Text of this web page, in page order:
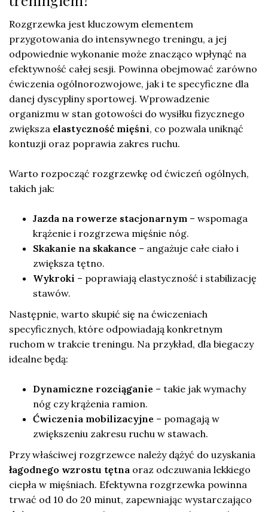
Rozgrzewka jest kluczowym elementem
przygotowania do intensywnego treningu, a jej
odpowiednie wykonanie może znacząco wpłynąć na
efektywność całej sesji. Powinna obejmować zarówno
ćwiczenia ogólnorozwojowe, jak i te specyficzne dla
danej dyscypliny sportowej. Wprowadzenie
organizmu w stan gotowości do wysiłku fizycznego
zwiększa elastyczność mięśni, co pozwala uniknąć
kontuzji oraz poprawia zakres ruchu.
Warto rozpocząć rozgrzewkę od ćwiczeń ogólnych,
takich jak:
Jazda na rowerze stacjonarnym – wspomaga
krążenie i rozgrzewa mięśnie nóg.
Skakanie na skakance – angażuje całe ciało i
zwiększa tętno.
Wykroki – poprawiają elastyczność i stabilizację
stawów.
Następnie, warto skupić się na ćwiczeniach
specyficznych, które odpowiadają konkretnym
ruchom w trakcie treningu. Na przykład, dla biegaczy
idealne będą:
Dynamiczne rozciąganie – takie jak wymachy
nóg czy krążenia ramion.
Ćwiczenia mobilizacyjne – pomagają w
zwiększeniu zakresu ruchu w stawach.
Przy właściwej rozgrzewce należy dążyć do uzyskania
łagodnego wzrostu tętna oraz odczuwania lekkiego
ciepła w mięśniach. Efektywna rozgrzewka powinna
trwać od 10 do 20 minut, zapewniając wystarczająco